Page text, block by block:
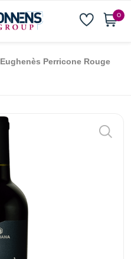
0
Eughenès Perricone Rouge